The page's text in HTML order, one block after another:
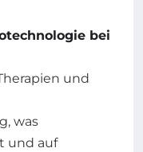
bei
und
was
und auf